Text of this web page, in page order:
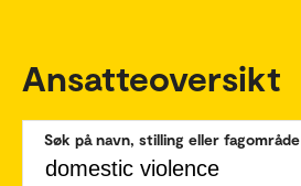
Ansatteoversikt
Søk på navn, stilling eller fagområde